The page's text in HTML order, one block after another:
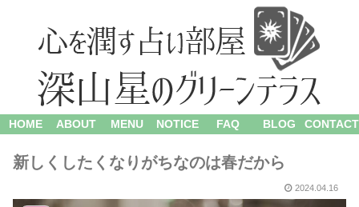
HOME ABOUT MENU NOTICE FAQ BLOG CONTACT
新しくしたくなりがちなのは春だから
2024.04.16